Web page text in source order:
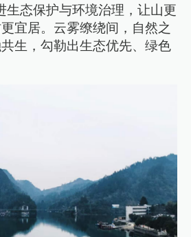
生态保护与环境治理，让山更
宜居。云雾缭绕间，自然之
生，勾勒出生态优先、绿色